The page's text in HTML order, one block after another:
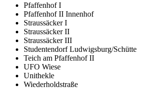
Pfaffenhof I
Pfaffenhof II Innenhof
Straussäcker I
Straussäcker II
Straussäcker III
Studentendorf Ludwigsburg/Schütte
Teich am Pfaffenhof II
UFO Wiese
Unithekle
Wiederholdstraße